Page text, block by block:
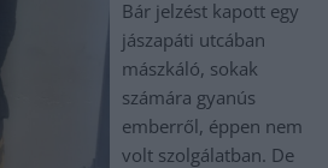
Bár jelzést kapott egy
jászapáti utcában
mászkáló, sokak
számára gyanús
emberről, éppen nem
volt szolgálatban. De